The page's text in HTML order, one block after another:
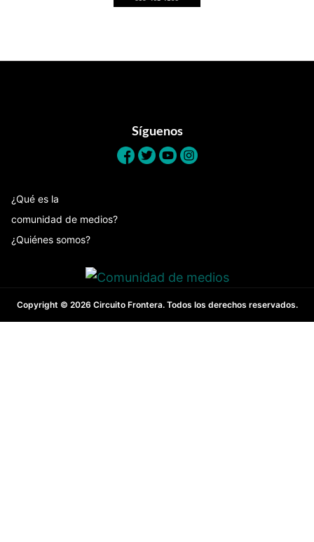
Síguenos
¿Qué es la
comunidad de medios?
¿Quiénes somos?
Copyright © 2026 Circuito Frontera. Todos los derechos reservados.